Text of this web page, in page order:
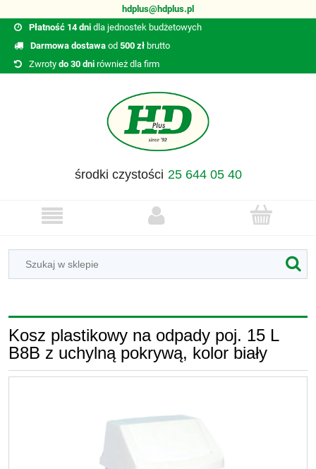
hdplus@hdplus.pl
Płatność 14 dni dla jednostek budżetowych
Darmowa dostawa od 500 zł brutto
Zwroty do 30 dni również dla firm
środki czystości 25 644 05 40
Kosz plastikowy na odpady poj. 15 L
B8B z uchylną pokrywą, kolor biały